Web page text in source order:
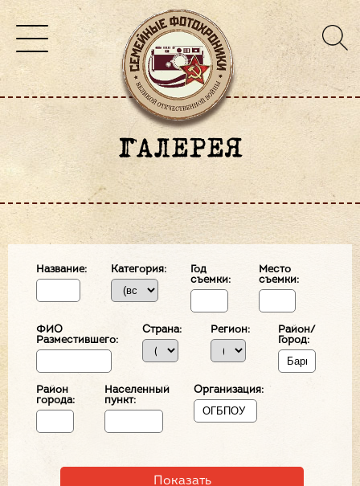
ГАЛЕРЕЯ
Название: Категория:
Год
съемки:
Место
съемки:
ФИО
Разместившего:
Страна: Регион:
Район/
Город:
Район
города:
Населенный
пункт:
Организация: